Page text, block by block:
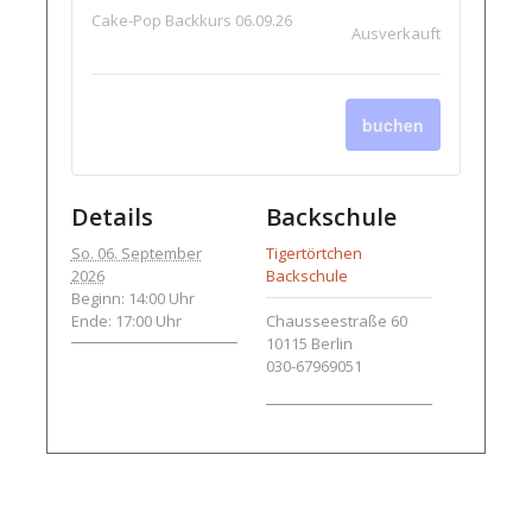
Cake-Pop Backkurs 06.09.26
Ausverkauft
buchen
Details
So. 06. September
2026
Beginn: 14:00 Uhr
Ende: 17:00 Uhr
Backschule
Tigertörtchen
Backschule
Chausseestraße 60
10115 Berlin
030-67969051